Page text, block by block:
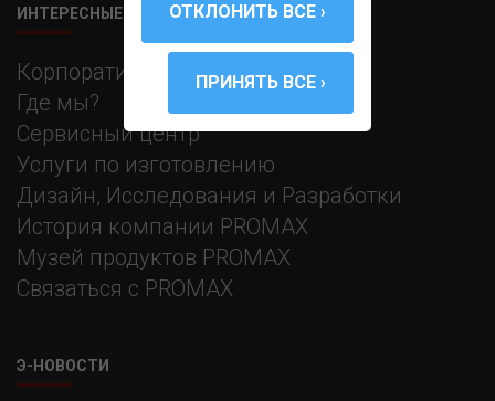
ИНТЕРЕСНЫЕ ССЫЛКИ
Корпоративная информация
Где мы?
Сервисный центр
Услуги по изготовлению
Дизайн, Исследования и Разработки
История компании PROMAX
Музей продуктов PROMAX
Связаться с PROMAX
Э-НОВОСТИ